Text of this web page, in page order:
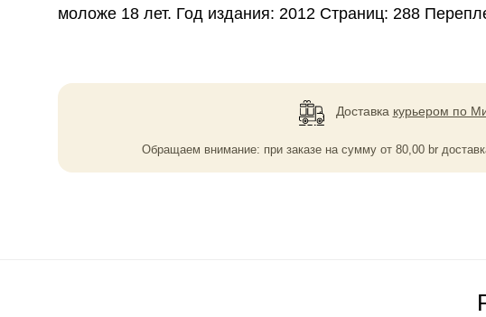
моложе 18 лет. Год издания: 2012 Страниц: 288
Доставка курьером по
Обращаем внимание: при заказе на сумму от 80,00 br